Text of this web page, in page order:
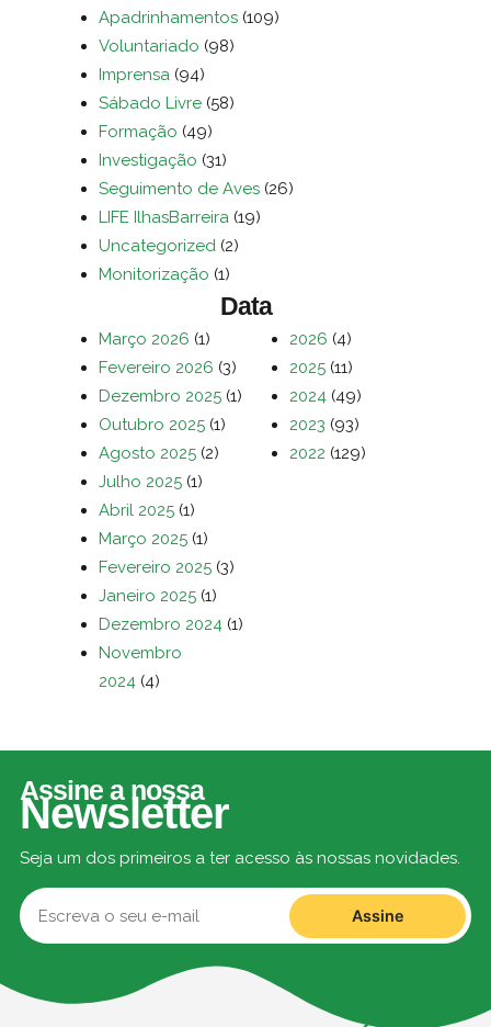
Apadrinhamentos (109)
Voluntariado (98)
Imprensa (94)
Sábado Livre (58)
Formação (49)
Investigação (31)
Seguimento de Aves (26)
LIFE IlhasBarreira (19)
Uncategorized (2)
Monitorização (1)
Data
Março 2026 (1)
Fevereiro 2026 (3)
Dezembro 2025 (1)
Outubro 2025 (1)
Agosto 2025 (2)
Julho 2025 (1)
Abril 2025 (1)
Março 2025 (1)
Fevereiro 2025 (3)
Janeiro 2025 (1)
Dezembro 2024 (1)
Novembro
2024 (4)
2026 (4)
2025 (11)
2024 (49)
2023 (93)
2022 (129)
Assine a nossa
Newsletter
Seja um dos primeiros a ter acesso às nossas novidades.
Assine